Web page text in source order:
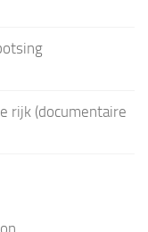
rijk (documentaire